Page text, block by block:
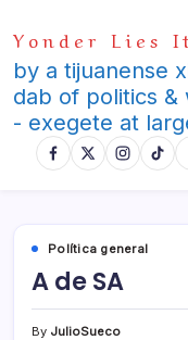
to
content
Yonder Lies
by a tijuanense
dab of politics &
- exegete at
Polí­tica general
A de SA
By JulioSueco